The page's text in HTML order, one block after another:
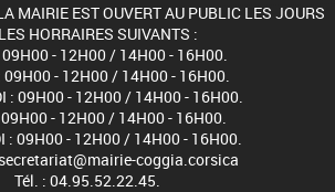
MAIRIE EST OUVERT AU PUBLIC LES JOURS
HORRAIRES SUIVANTS :
09H00 - 12H00 / 14H00 - 16H00.
09H00 - 12H00 / 14H00 - 16H00.
: 09H00 - 12H00 / 14H00 - 16H00.
- 12H00 / 14H00 - 16H00.
: 09H00 - 12H00 / 14H00 - 16H00.
coggia.corsica
Tél. : 04.95.52.22.45.